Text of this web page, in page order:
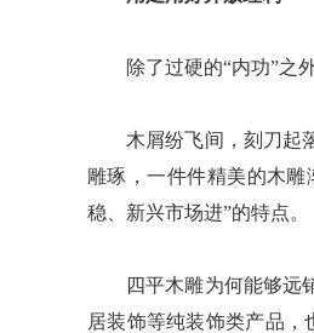
除了过硬的“内功”之外
木屑纷飞间，刻刀起落
雕琢，一件件精美的木雕
稳、新兴市场进”的特点。
四平木雕为何能够远销
居装饰等纯装饰类产品，